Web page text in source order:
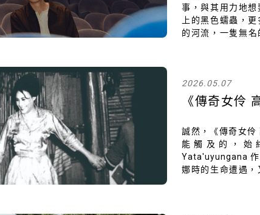
事，與其用力地
上的黑色蠕蟲，
的河流，一隻無
2026.05.07
《傳奇女伶
誠然，《傳奇女伶
能觸及的，始
Yata'uyungana 作
娜時的生命遭遇